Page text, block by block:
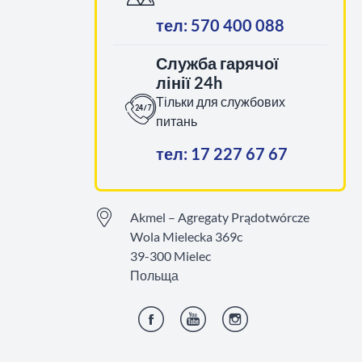
тел: 570 400 088
Служба гарячої
лінії 24h
Тільки для службових
питань
тел: 17 227 67 67
Akmel – Agregaty Prądotwórcze
Wola Mielecka 369c
39-300 Mielec
Польща